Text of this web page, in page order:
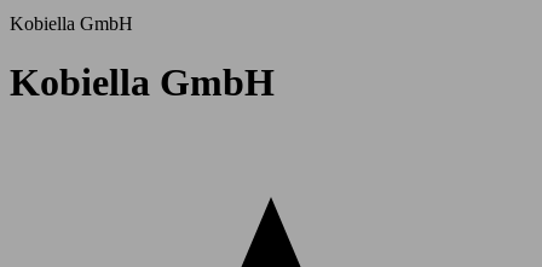
Kobiella GmbH
Kobiella GmbH